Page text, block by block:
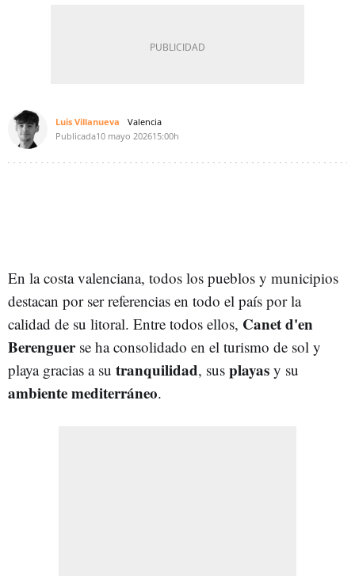
Luis Villanueva
Valencia
Publicada10 mayo 202615:00h
En la costa valenciana, todos los pueblos y municipios
destacan por ser referencias en todo el país por la
calidad de su litoral. Entre todos ellos, Canet d'en
Berenguerse ha consolidado en el turismo de sol y
playa gracias a su tranquilidad, sus playas y su
ambiente mediterráneo.